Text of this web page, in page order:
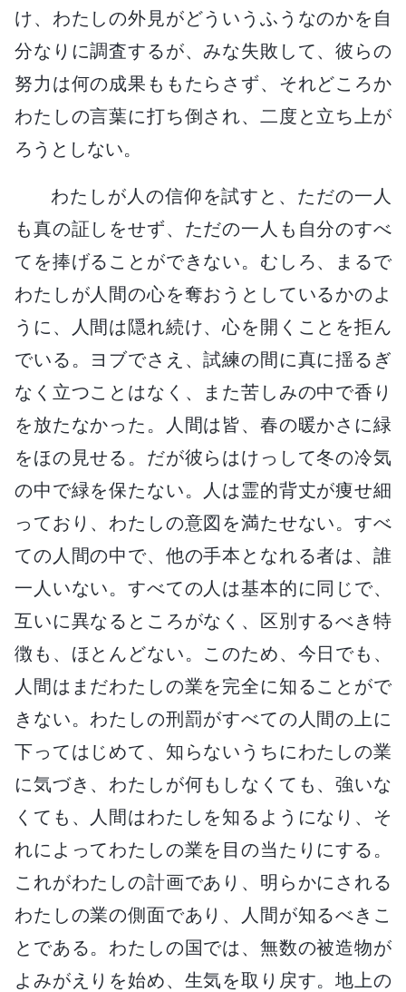
け、わたしの外見がどういうふうなのかを自
分なりに調査するが、みな失敗して、彼らの
努力は何の成果ももたらさず、それどころか
わたしの言葉に打ち倒され、二度と立ち上が
ろうとしない。
わたしが人の信仰を試すと、ただの一人
も真の証しをせず、ただの一人も自分のすべ
てを捧げることができない。むしろ、まるで
わたしが人間の心を奪おうとしているかのよ
うに、人間は隠れ続け、心を開くことを拒ん
でいる。ヨブでさえ、試練の間に真に揺るぎ
なく立つことはなく、また苦しみの中で香り
を放たなかった。人間は皆、春の暖かさに緑
をほの見せる。だが彼らはけっして冬の冷気
の中で緑を保たない。人は霊的背丈が痩せ細
っており、わたしの意図を満たせない。すべ
ての人間の中で、他の手本となれる者は、誰
一人いない。すべての人は基本的に同じで、
互いに異なるところがなく、区別するべき特
徴も、ほとんどない。このため、今日でも、
人間はまだわたしの業を完全に知ることがで
きない。わたしの刑罰がすべての人間の上に
下ってはじめて、知らないうちにわたしの業
に気づき、わたしが何もしなくても、強いな
くても、人間はわたしを知るようになり、そ
れによってわたしの業を目の当たりにする。
これがわたしの計画であり、明らかにされる
わたしの業の側面であり、人間が知るべきこ
とである。わたしの国では、無数の被造物が
よみがえりを始め、生気を取り戻す。地上の